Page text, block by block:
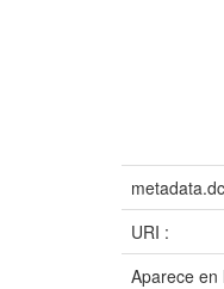
URI :
Aparece en